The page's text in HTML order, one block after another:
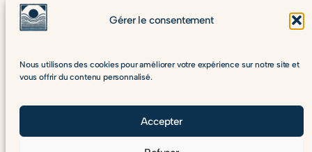
Gérer le consentement
Nous utilisons des cookies pour améliorer votre expérience sur notre site et
vous offrir du contenu personnalisé.
Accepter
old_events
Me contacterPolitique de confidentialité